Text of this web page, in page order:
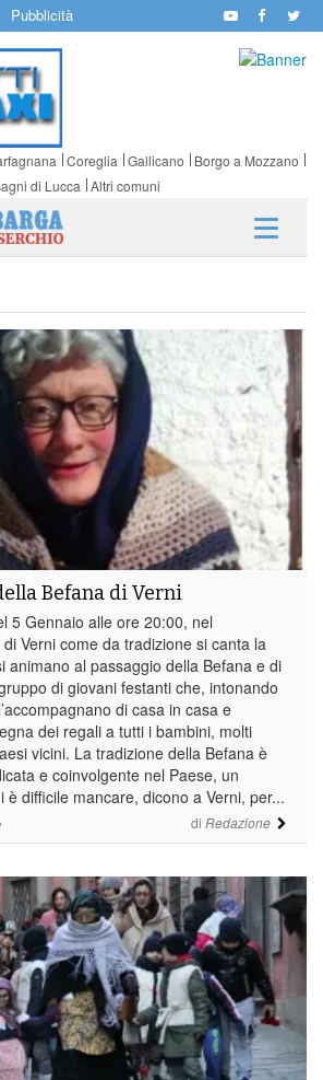
Pubblicità
Coreglia Gallicano
Borgo a Mozzano
di Lucca Altri comuni
di Redazione
Befana di Verni
5 Gennaio alle ore 20:00, nel
Verni come da tradizione si canta la
animano al passaggio della Befana e di
di giovani festanti che, intonando
di casa in casa e
dei regali a tutti i bambini, molti
vicini. La tradizione della Befana è
e coinvolgente nel Paese, un
è difficile mancare, dicono a Verni, per...